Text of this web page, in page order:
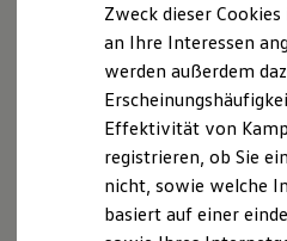
Laden
Laden unterwegs
Laden Zuhause
Batterie
Sicherheit
Garantie und
Nachhaltigkeit
Technologie
Kosten und Kauf
Fahrzeugangebot
Serviceanfrage
Zweck dieser
an Ihre Interessen
werden außerdem
Effektivität von
registrieren, ob Sie
nicht, sowie welche
basiert auf einer